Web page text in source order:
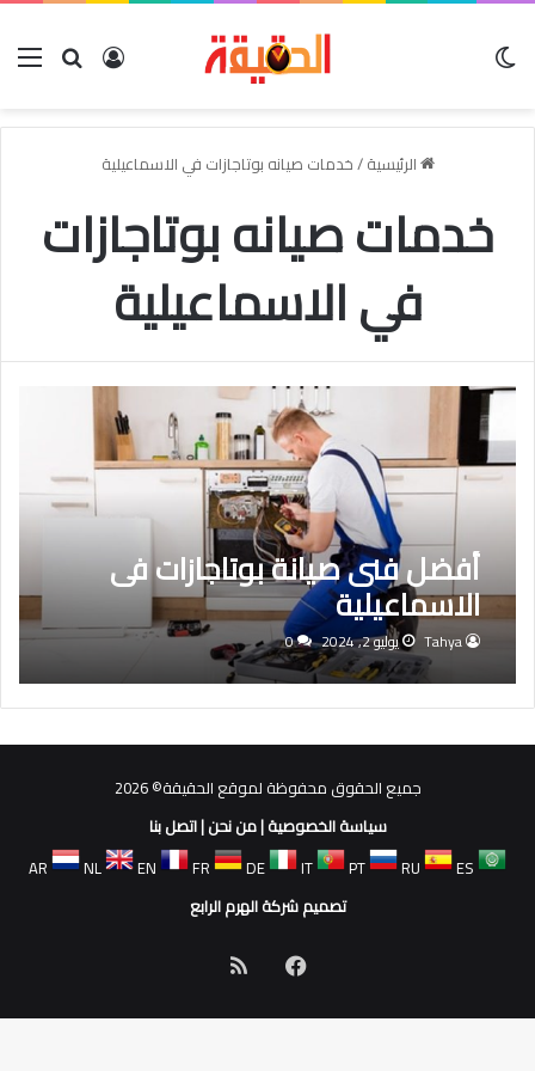
بحث عنتسجيل
الرئيسية/خدمات صيانه بوتاجازات في الاسماعيلية
خدمات صيانه بوتاجازات
في الاسماعيلية
أفضل فنى صيانة بوتاجازات فى
الاسماعيلية
Tahya يوليو 2, 2024 0
جميع الحقوق محفوظة لموقع الحقيقة© 2026
سياسة الخصوصية|من نحن|اتصل بنا
AR
NL EN FR DE IT PT RU
ES
تصميم شركة الهرم الرابع
فيسبوك
الموقع